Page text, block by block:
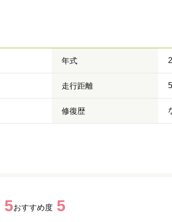
年式
走行距離
修復歴
5おすすめ度 5